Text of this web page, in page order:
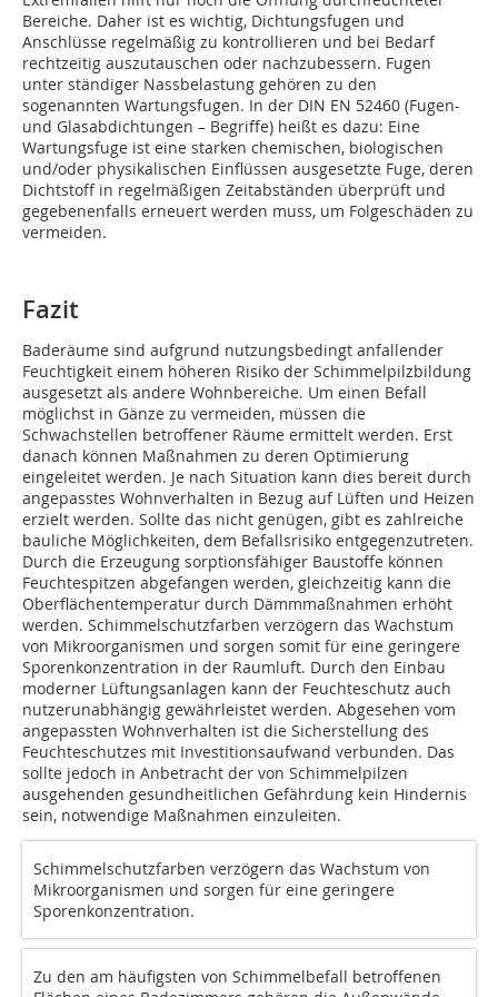
Bereiche. Daher ist es wichtig, Dichtungsfugen und
Anschlüsse regelmäßig zu kontrollieren und bei Bedarf
rechtzeitig auszutauschen oder nachzubessern. Fugen
unter ständiger Nassbelastung gehören zu den
sogenannten Wartungsfugen. In der DIN EN 52460 (Fugen-
und Glasabdichtungen – Begriffe) heißt es dazu: Eine
Wartungsfuge ist eine starken chemischen, biologischen
und/oder physikalischen Einflüssen ausgesetzte Fuge, deren
Dichtstoff in regelmäßigen Zeitabständen überprüft und
gegebenenfalls erneuert werden muss, um Folgeschäden zu
vermeiden.
Fazit
Baderäume sind aufgrund nutzungsbedingt anfallender
Feuchtigkeit einem höheren Risiko der Schimmelpilzbildung
ausgesetzt als andere Wohnbereiche. Um einen Befall
möglichst in Gänze zu vermeiden, müssen die
Schwachstellen betroffener Räume ermittelt werden. Erst
danach können Maßnahmen zu deren Optimierung
eingeleitet werden. Je nach Situation kann dies bereit durch
angepasstes Wohnverhalten in Bezug auf Lüften und Heizen
erzielt werden. Sollte das nicht genügen, gibt es zahlreiche
bauliche Möglichkeiten, dem Befallsrisiko entgegenzutreten.
Durch die Erzeugung sorptionsfähiger Baustoffe können
Feuchtespitzen abgefangen werden, gleichzeitig kann die
Oberflächentemperatur durch Dämmmaßnahmen erhöht
werden. Schimmelschutzfarben verzögern das Wachstum
von Mikroorganismen und sorgen somit für eine geringere
Sporenkonzentration in der Raumluft. Durch den Einbau
moderner Lüftungsanlagen kann der Feuchteschutz auch
nutzerunabhängig gewährleistet werden. Abgesehen vom
angepassten Wohnverhalten ist die Sicherstellung des
Feuchteschutzes mit Investitionsaufwand verbunden. Das
sollte jedoch in Anbetracht der von Schimmelpilzen
ausgehenden gesund­­heitlichen Gefährdung kein Hindernis
sein, notwendige Maßnahmen einzuleiten.
Schimmelschutzfarben verzögern das Wachstum von
Mikroorganismen und sorgen für eine geringere
Sporenkonzentration.
Zu den am häufigsten von Schimmelbefall betroffenen